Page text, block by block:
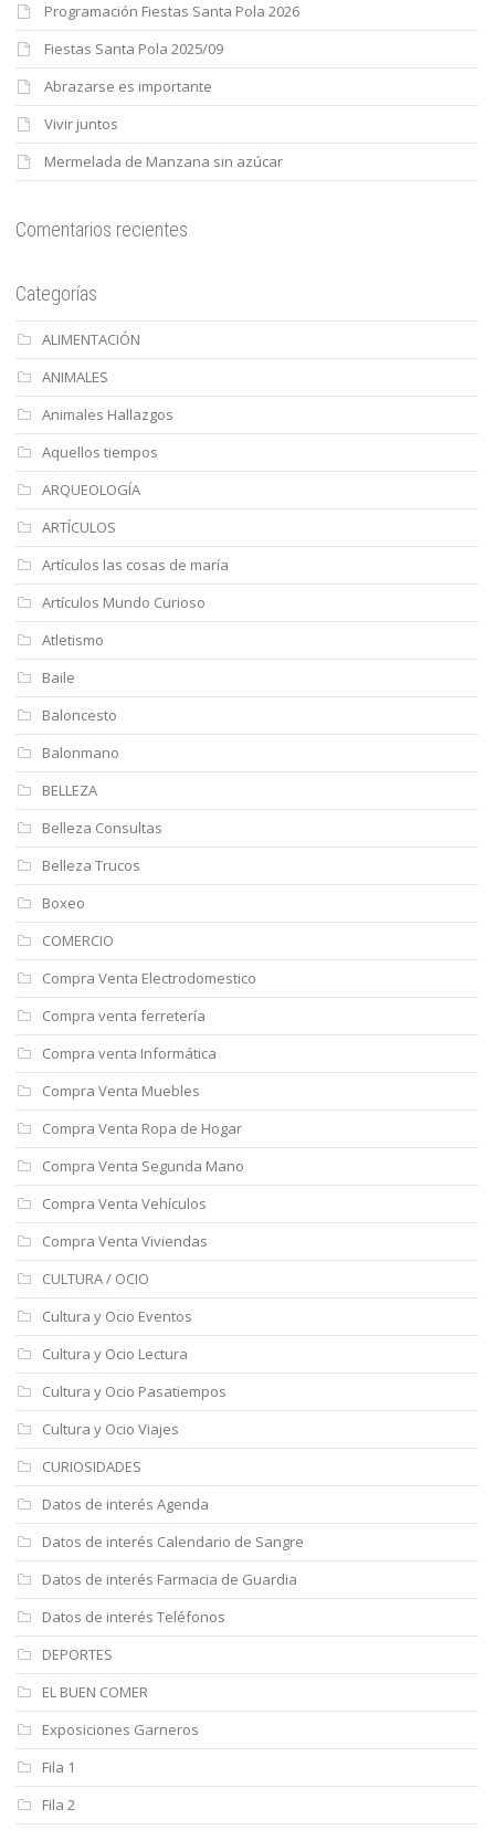
Programación Fiestas Santa Pola 2026
Fiestas Santa Pola 2025/09
Abrazarse es importante
Vivir juntos
Mermelada de Manzana sin azúcar
Comentarios recientes
Categorías
ALIMENTACIÓN
ANIMALES
Animales Hallazgos
Aquellos tiempos
ARQUEOLOGÍA
ARTÍCULOS
Artículos las cosas de maría
Artículos Mundo Curioso
Atletismo
Baile
Baloncesto
Balonmano
BELLEZA
Belleza Consultas
Belleza Trucos
Boxeo
COMERCIO
Compra Venta Electrodomestico
Compra venta ferretería
Compra venta Informática
Compra Venta Muebles
Compra Venta Ropa de Hogar
Compra Venta Segunda Mano
Compra Venta Vehículos
Compra Venta Viviendas
CULTURA / OCIO
Cultura y Ocio Eventos
Cultura y Ocio Lectura
Cultura y Ocio Pasatiempos
Cultura y Ocio Viajes
CURIOSIDADES
Datos de interés Agenda
Datos de interés Calendario de Sangre
Datos de interés Farmacia de Guardia
Datos de interés Teléfonos
DEPORTES
EL BUEN COMER
Exposiciones Garneros
Fila 1
Fila 2